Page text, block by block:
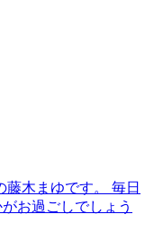
藤木まゆです。 毎日
お過ごしでしょう